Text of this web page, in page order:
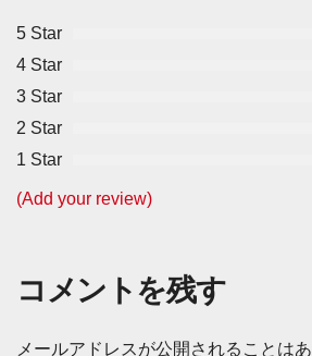
5 Star
4 Star
3 Star
2 Star
1 Star
(Add your review)
コメントを残す
メールアドレスが公開されることはあ